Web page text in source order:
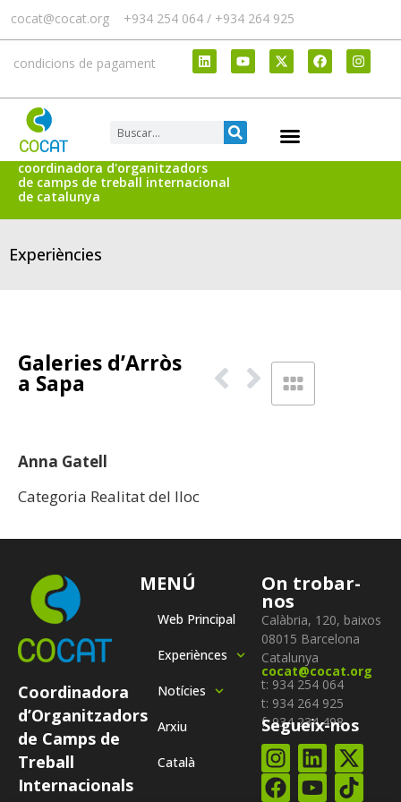
cocat@cocat.org +934 254 064 / +934 264 925
condicions de pagament
coordinadora d'organitzadors
de camps de treball internacional
de catalunya
Experiències
Galeries d’Arròs
a Sapa
Anna Gatell
Categoria Realitat del lloc
Coordinadora
d’Organitzadors
de Camps de
Treball
Internacionals
MENÚ
Web Principal
Experiènces
Notícies
Arxiu
Català
On trobar-
nos
Calàbria, 120, baixos
08015 Barcelona
Catalunya
cocat@cocat.org
t: 934 254 064
t: 934 264 925
f: 934 234 498
Segueix-nos